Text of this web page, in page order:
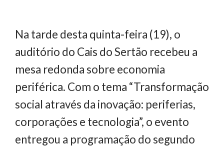
Na tarde desta quinta-feira (19), o
auditório do Cais do Sertão recebeu a
mesa redonda sobre economia
periférica. Com o tema “Transformação
social através da inovação: periferias,
corporações e tecnologia”, o evento
entregou a programação do segundo